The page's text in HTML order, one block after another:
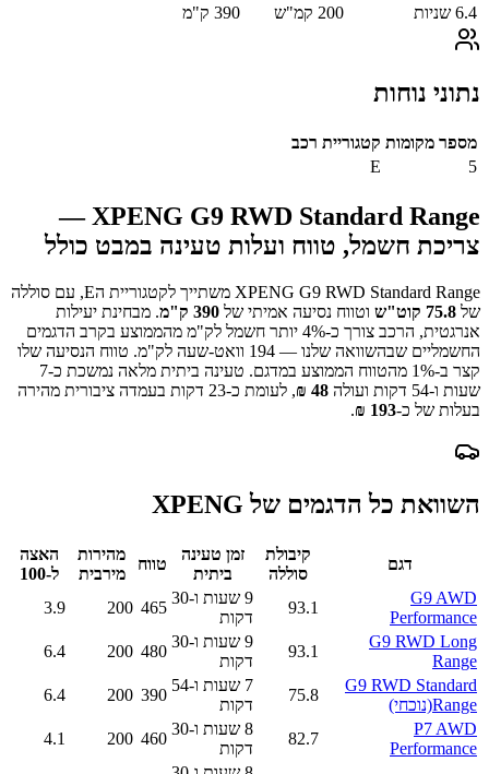
6.4 שניות 200 קמ"ש 390 ק"מ
נתוני נוחות
מספר מקומות קטגוריית רכב
5
E
XPENG G9 RWD Standard Range
—
צריכת חשמל, טווח ועלות טעינה במבט כולל
XPENG G9 RWD Standard Range משתייך לקטגוריית הE, עם סוללה
של 75.8 קוט"ש וטווח נסיעה אמיתי של 390 ק"מ. מבחינת יעילות
אנרגטית, הרכב צורך כ-
4 % יותר חשמל לק"מ מהממוצע בקרב הדגמים
החשמליים שבהשוואה שלנו — 194 וואט-שעה לק"מ. טווח הנסיעה שלו
קצר ב-
1% מהטווח הממוצע במדגם. טעינה ביתית מלאה נמשכת כ-7
שעות ו-54 דקות
ועולה 48
₪, לעומת כ-23 דקות בעמדה ציבורית מהירה
בעלות של כ-193
₪
.
השוואת כל הדגמים של XPENG
דגם
קיבולת
סוללה
זמן טעינה
ביתית
טווח
מהירות
מירבית
האצה
ל-100
G9 AWD
Performance
93.1
9 שעות ו-30
דקות
465
200
3.9
G9 RWD Long
Range
93.1
9 שעות ו-30
דקות
480
200
6.4
G9 RWD Standard
Range(נוכחי)
75.8
7 שעות ו-54
דקות
390
200
6.4
P7 AWD
Performance
82.7
8 שעות ו-30
דקות
460
200
4.1